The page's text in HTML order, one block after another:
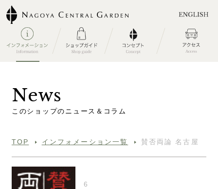
News
こ のシ ョ ッ プのニ ュ ース ＆ コ ラ ム
TOP インフォメーション一覧 賛否両論 名古屋
6